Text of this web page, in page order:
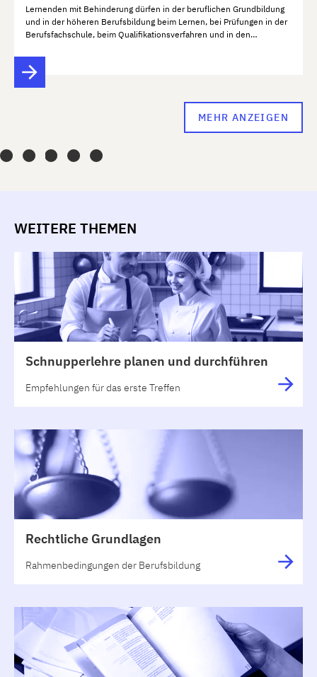
Lernenden mit Behinderung dürfen in der beruflichen Grundbildung
und in der höheren Berufsbildung beim Lernen, bei Prüfungen in der
Berufsfachschule, beim Qualifikationsverfahren und in den
MEHR ANZEIGEN
WEITERE THEMEN
Schnupperlehre planen und durchführen
Empfehlungen für das erste Treffen
Rechtliche Grundlagen
Rahmenbedingungen der Berufsbildung